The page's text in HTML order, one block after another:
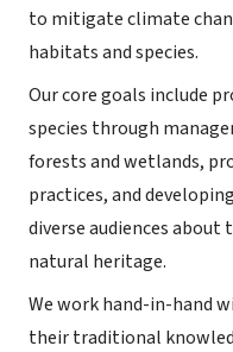
to mitigate climate
habitats and species.
Our core goals include
species through
forests and wetlands,
practices, and
diverse audiences
natural heritage.
We work hand-in-hand
their traditional